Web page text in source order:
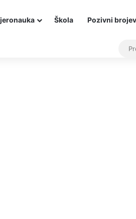
Škola Pozivni